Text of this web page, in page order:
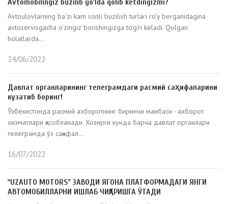
Avtomobilingiz buzilib yo'lda qolib ketdingizmi?
Avtoulovlarning ba'zi kam sonli buzilish turlari ro'y berganidagina
avtoservisgacha o'zingiz borishingizga to'g'ri keladi. Qolgan
holatlarda...
24/06/2022
Давлат органларининг телеграмдаги расмий саҳифаларини
кузатиб боринг!
Ўзбекистонда расмий ахборотнинг биринчи манбаси - ахборот
хизматлари ҳисобланади. Хозирги кунда барча давлат органлари
телеграмда ўз саҳифал...
16/07/2022
“UZAUTO MOTORS” ЗАВОДИ ЯГОНА ПЛАТФОРМАДАГИ ЯНГИ
АВТОМОБИЛЛАРНИ ИШЛАБ ЧИҚАРИШГА ЎТАДИ